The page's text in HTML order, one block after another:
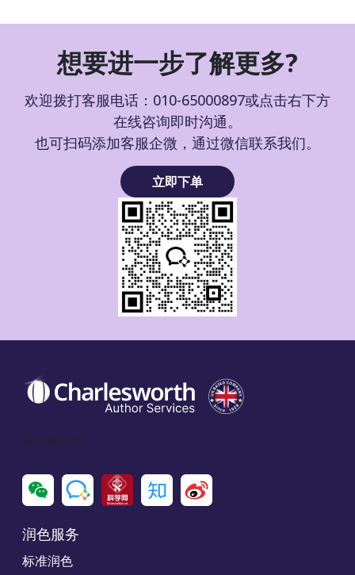
想要进一步了解更多?
欢迎拨打客服电话：010-65000897或点击右下方
在线咨询即时沟通。
也可扫码添加客服企微，通过微信联系我们。
立即下单
Social Icon
润色服务
标准润色